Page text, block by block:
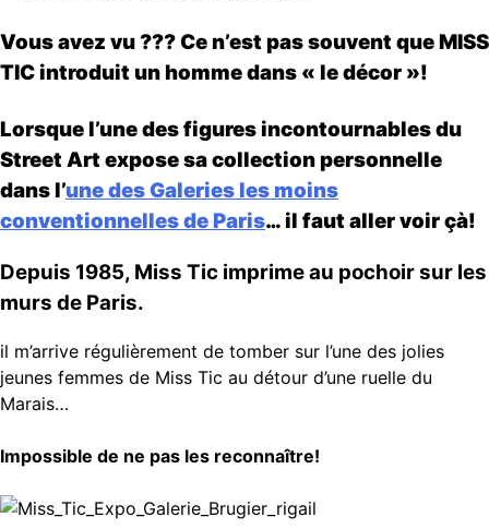
Vous avez vu ??? Ce n’est pas souvent que MISS
TIC introduit un homme dans « le décor »!
Lorsque l’une des figures incontournables du
Street Art expose sa collection personnelle
dans l’une des Galeries les moins
conventionnelles de Paris… il faut aller voir çà!
Depuis 1985, Miss Tic imprime au pochoir sur les
murs de Paris.
il m’arrive régulièrement de tomber sur l’une des jolies
jeunes femmes de Miss Tic au détour d’une ruelle du
Marais…
Impossible de ne pas les reconnaître!